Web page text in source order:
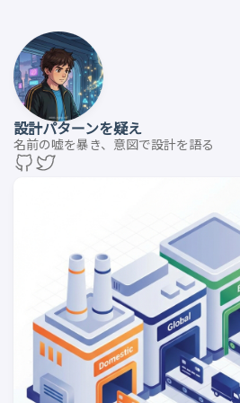
設計パターンを疑え
名前の嘘を暴き、意図で設計を語る